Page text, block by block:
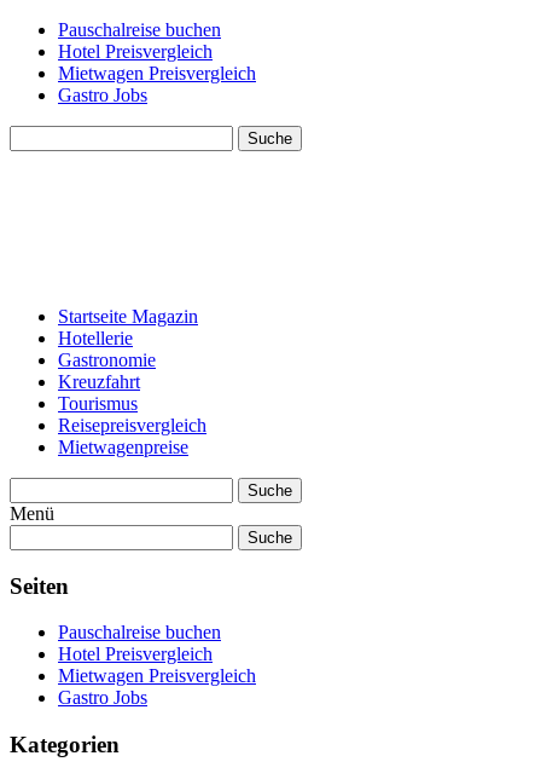
Pauschalreise buchen
Hotel Preisvergleich
Mietwagen Preisvergleich
Gastro Jobs
Suche
Startseite Magazin
Hotellerie
Gastronomie
Kreuzfahrt
Tourismus
Reisepreisvergleich
Mietwagenpreise
Suche
Menü
Suche
Seiten
Pauschalreise buchen
Hotel Preisvergleich
Mietwagen Preisvergleich
Gastro Jobs
Kategorien